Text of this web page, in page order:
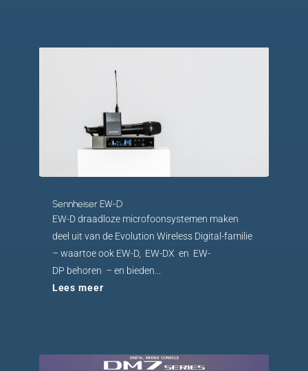
Sennheiser EW-D
EW-D draadloze microfoonsystemen maken
deel uit van de Evolution Wireless Digital-familie
– waartoe ook EW-D, EW-DX en EW-
DP behoren – en bieden...
Lees meer